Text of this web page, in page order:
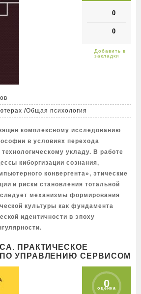
0
0
/Общая психология
комплексному исследованию
в условиях перехода
укладу. В работе
киборгизации сознания,
конвергента», этические
и риски становления тотальной
механизмы формирования
культуры как фундамента
идентичности в эпоху
ПРАКТИЧЕСКОЕ
УПРАВЛЕНИЮ СЕРВИСОМ
0
оценка